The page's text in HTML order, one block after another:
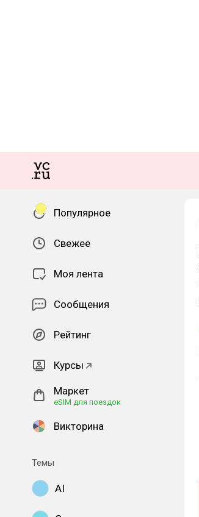
Популярное
Свежее
Моя лента
Сообщения
Рейтинг
Курсы
Маркет
eSIM для поездок
Викторина
Темы
AI